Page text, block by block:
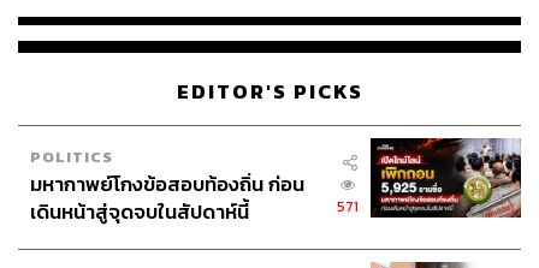
EDITOR'S PICKS
POLITICS
มหากาพย์โกงข้อสอบท้องถิ่น ก่อน
เดินหน้าสู่จุดจบในสัปดาห์นี้
571